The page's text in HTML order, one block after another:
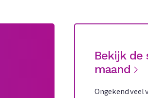
Bekijk de
maand
Ongekend veel